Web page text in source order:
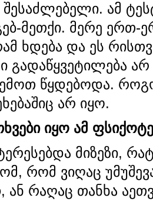
ამ
მეთქი. მერე ერთ-
ხდება და ეს
გადაწყვეტილება
წყდებოდა.
არ იყო.
იყო ამ
მიზეზი,
რომ ვიღაც
ან რაღაც თანხა